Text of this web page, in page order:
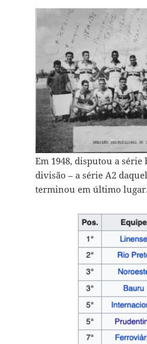
Em 1948, disputou a série
divisão – a série A2
terminou em último